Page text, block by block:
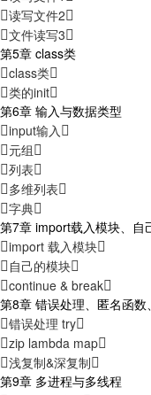
读写文件2
文件读写3
第5章 class类
class类
类的init
第6章 输入与数据类型
input输入
元组
列表
多维列表
字典
第7章 import载入模块、自
import 载入模块
自己的模块
continue & break
第8章 错误处理、匿名函数
错误处理 try
zip lambda map
浅复制&深复制
第9章 多进程与多线程